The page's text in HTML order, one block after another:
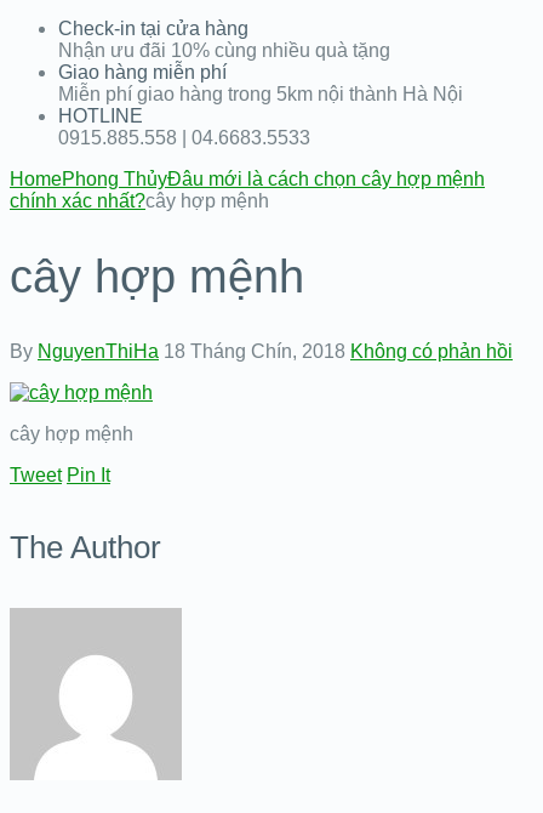
Check-in tại cửa hàng
Nhận ưu đãi 10% cùng nhiều quà tặng
Giao hàng miễn phí
Miễn phí giao hàng trong 5km nội thành Hà Nội
HOTLINE
0915.885.558 | 04.6683.5533
HomePhong ThủyĐâu mới là cách chọn cây hợp mệnh
chính xác nhất?cây hợp mệnh
cây hợp mệnh
By NguyenThiHa 18 Tháng Chín, 2018 Không có phản hồi
cây hợp mệnh
Tweet Pin It
The Author